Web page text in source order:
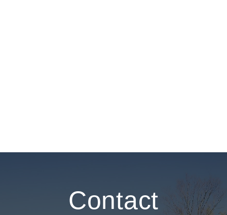
Contact